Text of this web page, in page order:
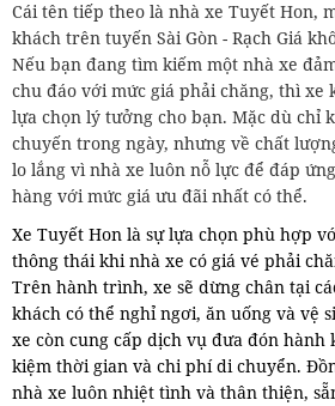
Cái tên tiếp theo là nhà xe Tuyết Hon,
khách trên tuyến Sài Gòn - Rạch Giá
Nếu bạn đang tìm kiếm một nhà xe
chu đáo với mức giá phải chăng, thì xe
lựa chọn lý tưởng cho bạn. Mặc dù chỉ
chuyến trong ngày, nhưng về chất
lo lắng vì nhà xe luôn nỗ lực để đáp
hàng với mức giá ưu đãi nhất có thể.
Xe Tuyết Hon là sự lựa chọn phù hợp
thông thái khi nhà xe có giá vé phải
Trên hành trình, xe sẽ dừng chân tại
khách có thể nghỉ ngơi, ăn uống và vệ
xe còn cung cấp dịch vụ đưa đón
kiệm thời gian và chi phí di chuyển.
nhà xe luôn nhiệt tình và thân thiện,